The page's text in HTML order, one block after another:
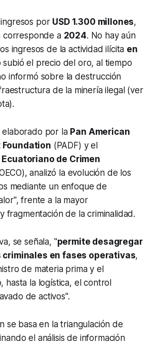
por USD 1.300 millones,
corresponde a 2024. No hay aún
ingresos de la actividad ilícita en
subió el precio del oro, al tiempo
informó sobre la destrucción
de la minería ilegal (ver
elaborado por la Pan American
Foundation (PADF) y el
de Crimen
analizó la evolución de los
mediante un enfoque de
frente a la mayor
fragmentación de la criminalidad.
se señala, "permite desagregar
criminales en fases operativas,
de materia prima y el
hasta la logística, el control
de activos".
se basa en la triangulación de
el análisis de información